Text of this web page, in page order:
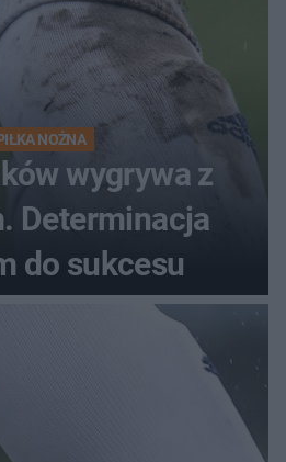
NOŻNA
wygrywa z
Determinacja
do sukcesu